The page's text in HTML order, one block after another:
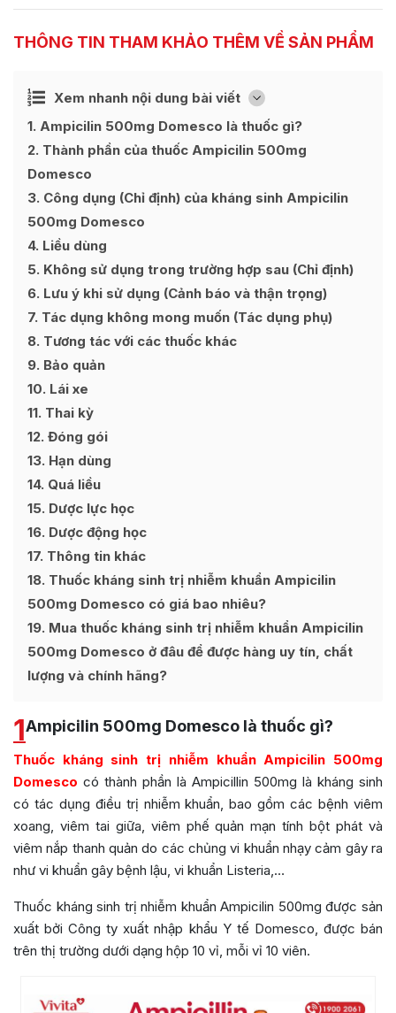
THÔNG TIN THAM KHẢO THÊM VỀ SẢN PHẨM
Xem nhanh nội dung bài viết [
Ẩn
1 Ampicilin 500mg Domesco là thuốc gì?
2 Thành phần của thuốc Ampicilin 500mg
Domesco
3 Công dụng (Chỉ định) của kháng sinh Ampicilin
500mg Domesco
4 Liều dùng
5 Không sử dụng trong trường hợp sau (Chỉ định)
6 Lưu ý khi sử dụng (Cảnh báo và thận trọng)
7 Tác dụng không mong muốn (Tác dụng phụ)
8 Tương tác với các thuốc khác
9 Bảo quản
10 Lái xe
11 Thai kỳ
12 Đóng gói
13 Hạn dùng
14 Quá liều
15 Dược lực học
16 Dược động học
17 Thông tin khác
18 Thuốc kháng sinh trị nhiễm khuẩn Ampicilin
500mg Domesco có giá bao nhiêu?
19 Mua thuốc kháng sinh trị nhiễm khuẩn Ampicilin
500mg Domesco ở đâu để được hàng uy tín, chất
lượng và chính hãng?
1Ampicilin 500mg Domesco là thuốc gì?
Thuốc kháng sinh trị nhiễm khuẩn Ampicilin 500mg
Domesco có thành phần là Ampicillin 500mg là kháng sinh
có tác dụng điều trị nhiễm khuẩn, bao gồm các bệnh viêm
xoang, viêm tai giữa, viêm phế quản mạn tính bột phát và
viêm nắp thanh quản do các chủng vi khuẩn nhạy cảm gây ra
như vi khuẩn gây bệnh lậu, vi khuẩn Listeria,…
Thuốc kháng sinh trị nhiễm khuẩn Ampicilin 500mg được sản
xuất bởiCông ty xuất nhập khẩu Y tế Domesco, được bán
trên thị trường dưới dạng hộp 10 vỉ, mỗi vỉ 10 viên.